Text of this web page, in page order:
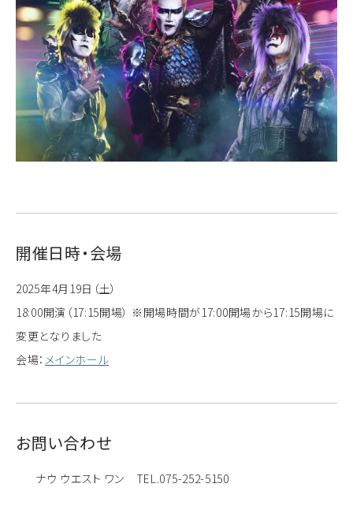
開催日時・会場
2025年4月19日（土）
18:00開演（17:15開場） ※開場時間が17:00開場から17:15開場に
変更となりました
会場： メインホール
お問い合わせ
ナウ ウエスト ワン TEL.075-252-5150